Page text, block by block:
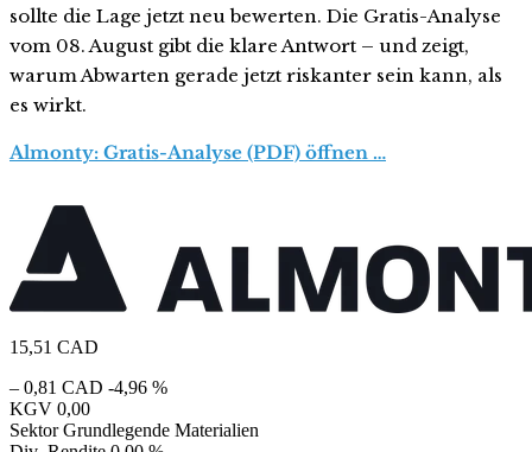
sollte die Lage jetzt neu bewerten. Die Gratis-Analyse
vom 08. August gibt die klare Antwort – und zeigt,
warum Abwarten gerade jetzt riskanter sein kann, als
es wirkt.
Almonty: Gratis-Analyse (PDF) öffnen …
15,51 CAD
– 0,81 CAD -4,96 %
KGV 0,00
Sektor Grundlegende Materialien